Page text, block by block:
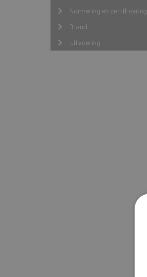
Normering en certificering
Brand
Uitvoering